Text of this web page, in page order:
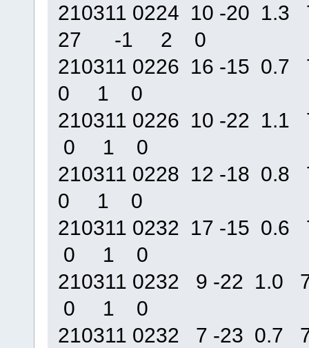
210311 0224 10 -20 1.3
27 -1 2 0
210311 0226 16 -15
0 1 0
210311 0226 10 -22
0 1 0
210311 0228 12 -18
0 1 0
210311 0232 17 -15
0 1 0
210311 0232 9 -22
0 1 0
210311 0232 7 -23